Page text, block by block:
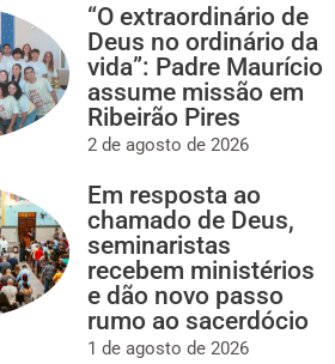
“O extraordinário de
Deus no ordinário da
vida”: Padre Maurício
assume missão em
Ribeirão Pires
2 de agosto de 2026
Em resposta ao
chamado de Deus,
seminaristas
recebem ministérios
e dão novo passo
rumo ao sacerdócio
1 de agosto de 2026